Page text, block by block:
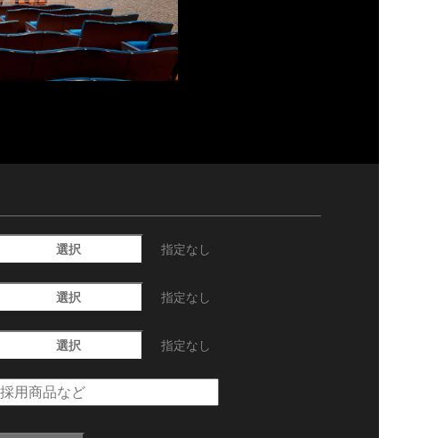
選択 指定なし
選択 指定なし
選択 指定なし